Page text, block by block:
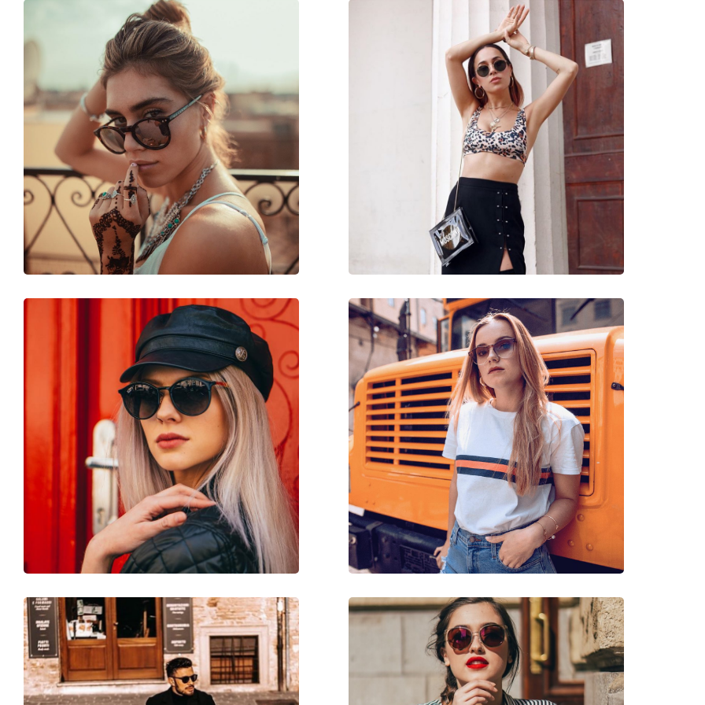
Πανί καθαρισμού:
Ναι
Κατηγορία:
Γυαλιά Ηλίου Επώνυμες Μάρκες
Μάρκα:
Polaroid
Χρήση:
Μόδα
Κωδικός Προϊόντος / Μοντέλο:
PLD 2086/S 807 UC 47